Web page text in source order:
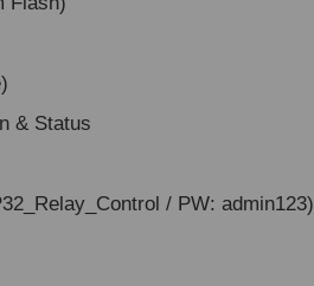
& Status
/ PW: admin123)